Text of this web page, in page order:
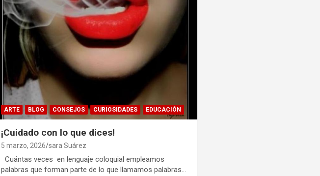
ARTE BLOG CONSEJOS CURIOSIDADES EDUCACIÓN
¡Cuidado con lo que dices!
5 marzo, 2026 sara Suárez
Cuántas veces en lenguaje coloquial empleamos
palabras que forman parte de lo que llamamos palabras…